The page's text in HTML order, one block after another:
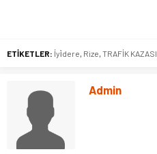
ETİKETLER: İyi̇dere Rize TRAFİK KAZASI
Admin